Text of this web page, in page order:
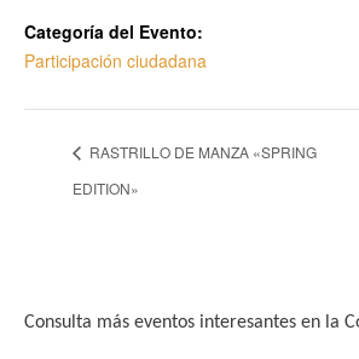
Categoría del Evento:
Participación ciudadana
RASTRILLO DE MANZA «SPRING
EDITION»
Consulta más eventos interesantes en la